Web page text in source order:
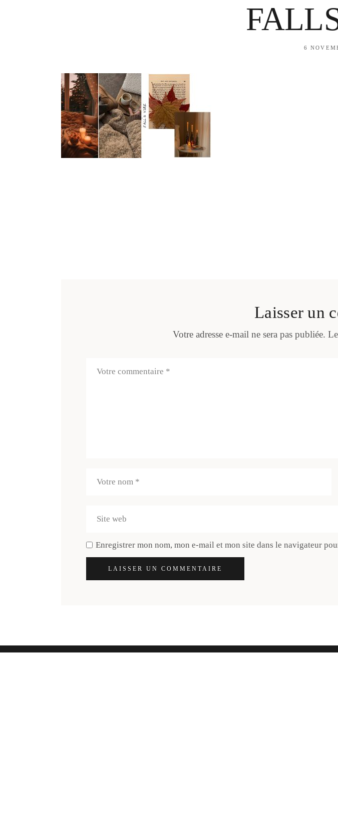
6
Laisser un
Votre adresse e-mail ne sera pas publiée.
Enregistrer mon nom, mon e-mail et mon site dans le navigateur
LAISSER UN COMMENTAIRE